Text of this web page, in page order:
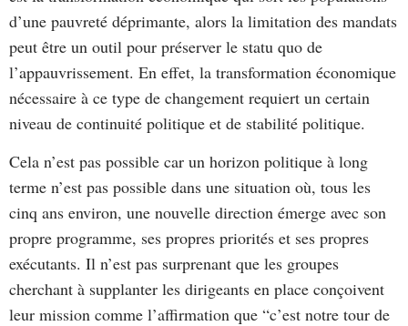
d’une pauvreté déprimante, alors la limitation des mandats
peut être un outil pour préserver le statu quo de
l’appauvrissement. En effet, la transformation économique
nécessaire à ce type de changement requiert un certain
niveau de continuité politique et de stabilité politique.
Cela n’est pas possible car un horizon politique à long
terme n’est pas possible dans une situation où, tous les
cinq ans environ, une nouvelle direction émerge avec son
propre programme, ses propres priorités et ses propres
exécutants. Il n’est pas surprenant que les groupes
cherchant à supplanter les dirigeants en place conçoivent
leur mission comme l’affirmation que “c’est notre tour de